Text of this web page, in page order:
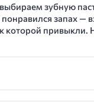
зубную
запах —
которой привыкли.